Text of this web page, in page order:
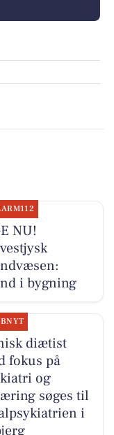
NU!
i bygning
diætist
fokus på
og
søges til
i